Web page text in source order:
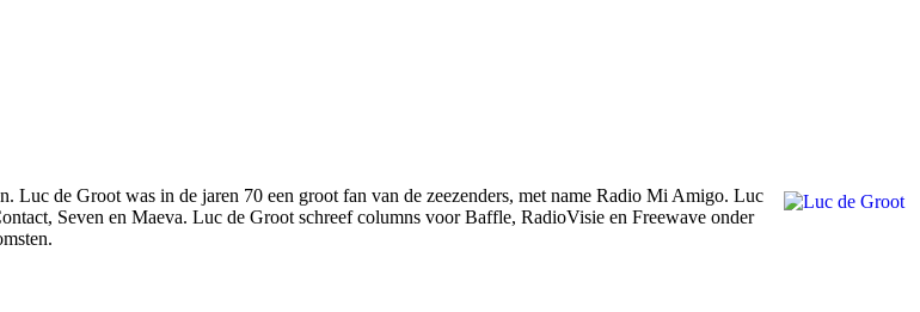
de Groot was in de jaren 70 een groot fan van de zeezenders, met name Radio Mi Amigo. Luc
Seven en Maeva. Luc de Groot schreef columns voor Baffle, RadioVisie en Freewave onder